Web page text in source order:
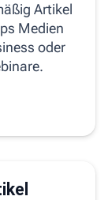
Artikel
Medien
oder